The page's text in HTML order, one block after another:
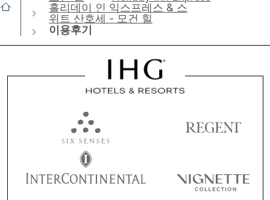
홀리데이 인 익스프레스 & 스
위트 산호세 - 모건 힐
이용후기